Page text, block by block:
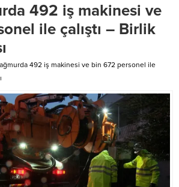
ilçelerde
sonucunda erkekler ve
kadınlarda yılın en iyi futbolcusu,
kalecisi, teknik direktörü ve yılın
492 iş makinesi ve
ile çalıştı – Birlik
492 iş makinesi ve bin 672 personel ile